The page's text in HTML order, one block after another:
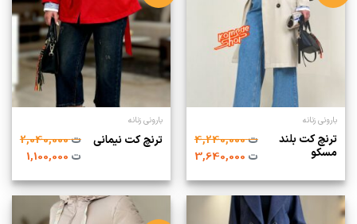
بارونی زنانه
ترنچ کت بلند
مسکو
ت4,240,000
ت3,640,000
بارونی زنانه
ترنچ کت نیمانی ت2,040,000
ت1,100,000